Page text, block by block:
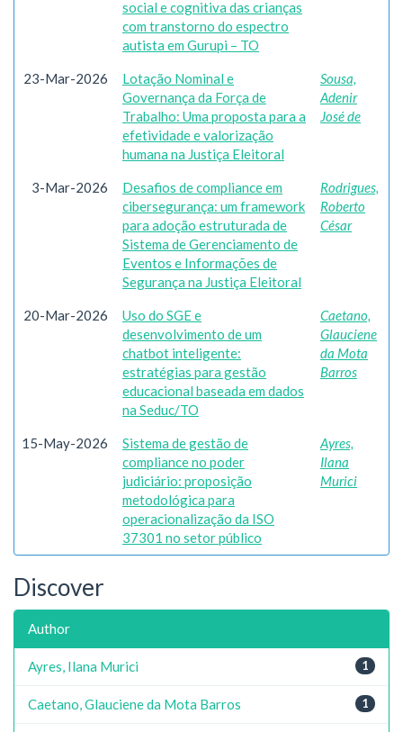
social e cognitiva das crianças
com transtorno do espectro
autista em Gurupi – TO
23-Mar-2026
Lotação Nominal e
Governança da Força de
Trabalho: Uma proposta para a
efetividade e valorização
humana na Justiça Eleitoral
Sousa,
Adenir
José de
3-Mar-2026
Desafios de compliance em
cibersegurança: um framework
para adoção estruturada de
Sistema de Gerenciamento de
Eventos e Informações de
Segurança na Justiça Eleitoral
Rodrigues,
Roberto
César
20-Mar-2026
Uso do SGE e
desenvolvimento de um
chatbot inteligente:
estratégias para gestão
educacional baseada em dados
na Seduc/TO
Caetano,
Glauciene
da Mota
Barros
15-May-2026
Sistema de gestão de
compliance no poder
judiciário: proposição
metodológica para
operacionalização da ISO
37301 no setor público
Ayres,
Ilana
Murici
Discover
Author
1
Ayres, Ilana Murici
1
Caetano, Glauciene da Mota Barros